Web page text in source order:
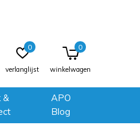
&
APO
Blog
verlanglijst
0
winkelwagen
0